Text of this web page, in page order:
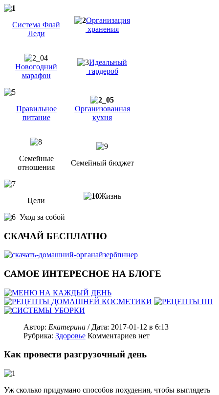
Система Флай
Леди
Организация
хранения
Новогодний
марафон
Идеальный
гардероб
Правильное
питание
Организованная
кухня
Семейные
отношения
Семейный бюджет
Цели
Жизнь
Уход за собой
СКАЧАЙ БЕСПЛАТНО
САМОЕ ИНТЕРЕСНОЕ НА БЛОГЕ
Автор: Екатерина / Дата: 2017-01-12 в 6:13
Рубрика: Здоровье Комментариев нет
Как провести разгрузочный день
Уж сколько придумано способов похудения, чтобы выглядеть